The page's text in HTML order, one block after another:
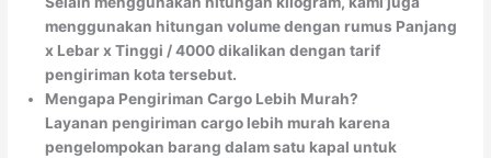
menggunakan hitungan volume dengan rumus Panjang
x Lebar x Tinggi / 4000 dikalikan dengan tarif
pengiriman kota tersebut.
Mengapa Pengiriman Cargo Lebih Murah?
Layanan pengiriman cargo lebih murah karena
pengelompokan barang dalam satu kapal untuk